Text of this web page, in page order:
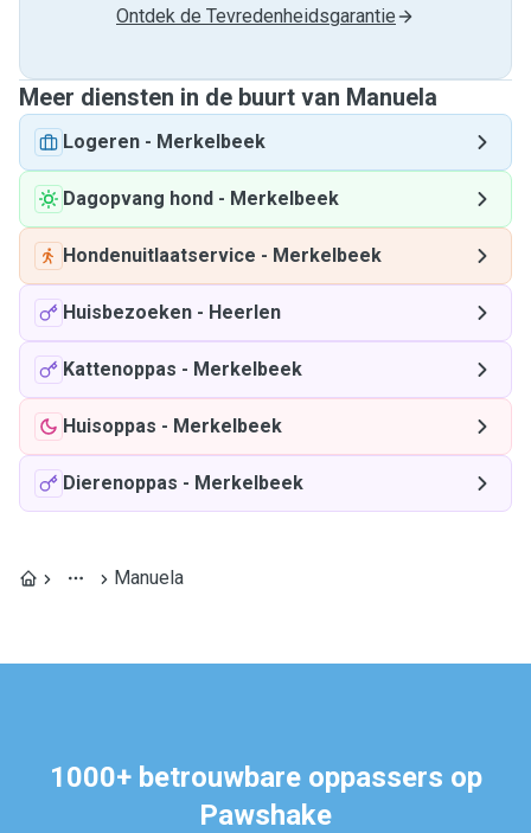
Ontdek de Tevredenheidsgarantie
Meer diensten in de buurt van Manuela
Logeren - Merkelbeek
Dagopvang hond - Merkelbeek
Hondenuitlaatservice - Merkelbeek
Huisbezoeken - Heerlen
Kattenoppas - Merkelbeek
Huisoppas - Merkelbeek
Dierenoppas - Merkelbeek
Manuela
1000+ betrouwbare oppassers op
Pawshake